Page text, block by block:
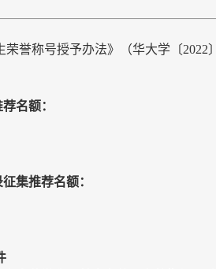
荣誉称号授予办法》（华大学〔
名额：
集推荐名额：